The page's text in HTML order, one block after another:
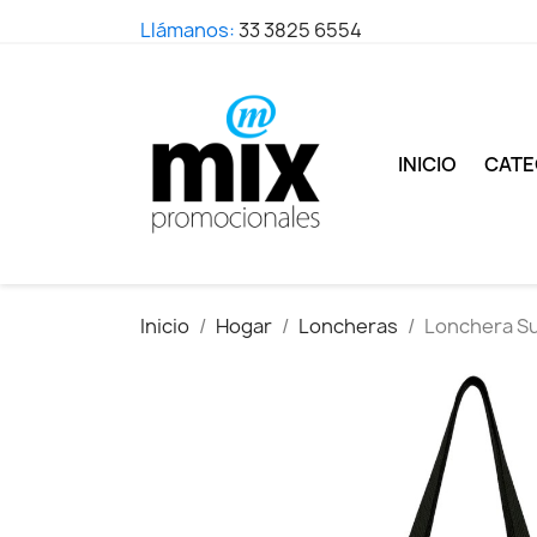
Llámanos:33 3825 6554
INICIO
Inicio Hogar Loncheras Lonchera